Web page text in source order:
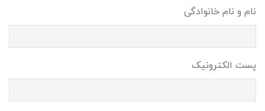
نام و نام خانوادگی
پست الکترونیک